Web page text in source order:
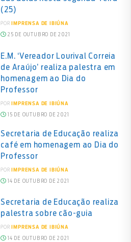
(25)
POR IMPRENSA DE IBIÚNA
25 DE OUTUBRO DE 2021
E.M. ‘Vereador Lourival Correia
de Araújo’ realiza palestra em
homenagem ao Dia do
Professor
POR IMPRENSA DE IBIÚNA
15 DE OUTUBRO DE 2021
Secretaria de Educação realiza
café em homenagem ao Dia do
Professor
POR IMPRENSA DE IBIÚNA
14 DE OUTUBRO DE 2021
Secretaria de Educação realiza
palestra sobre cão-guia
POR IMPRENSA DE IBIÚNA
14 DE OUTUBRO DE 2021